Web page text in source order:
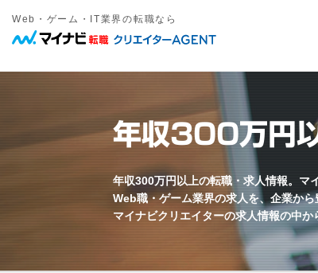
Web・ゲーム・IT業界の転職なら
年収300万円
年収300万円以上の転職・求人情報。マ
Web職・ゲーム業界の求人を、企業か
マイナビクリエイターの求人情報の中
職種
Web系
Webプロデューサー Webディレクター
Webコーダー Webプログラマー
Webライター ECサイト運営
モバイル制作 映像クリエイター
ゲーム系
ゲームプロデューサー ゲームディレクタ
年収
勤務地
東京都近郊 愛知県近郊
雇用形態
正社員 契約社員
キーワード
募集要項に関するキーワード
業界未経験歓迎
新卒歓迎 第二新卒歓迎
年齢不問 採用枠5名以上
フレックス勤務 完全週休二日制
退職金あり
中国語を活かす 韓国語を活かす
フリーワード
職種名・勤務地・仕事内容などを入力してください。複数ワ
すべてのワードを含む いずれかのワードを含む